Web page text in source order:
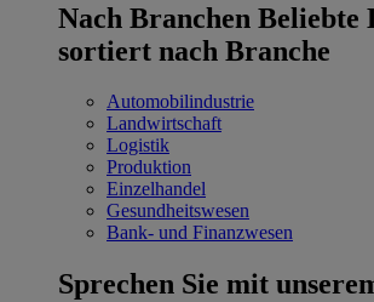
Nach Branchen Beliebte
sortiert nach Branche
Automobilindustrie
Landwirtschaft
Logistik
Produktion
Einzelhandel
Gesundheitswesen
Bank- und Finanzwesen
Sprechen Sie mit